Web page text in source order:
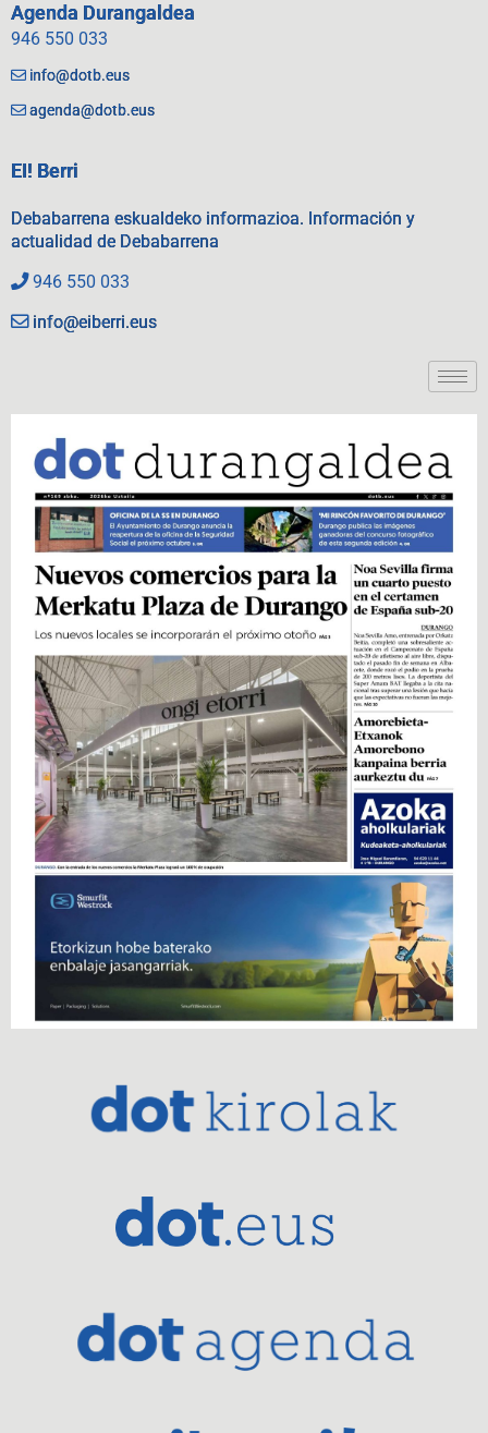
Agenda Durangaldea
946 550 033
info@dotb.eus
agenda@dotb.eus
EI! Berri
Debabarrena eskualdeko informazioa. Información y
actualidad de Debabarrena
946 550 033
info@eiberri.eus